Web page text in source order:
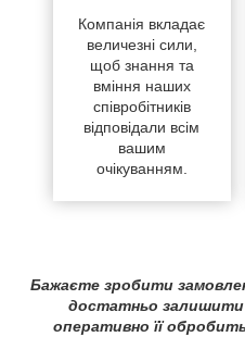
Компанія вкладає
величезні сили,
щоб знання та
вміння наших
співробітників
відповідали всім
вашим
очікуванням.
Бажаєте зробити
достатньо залишити
оперативно її